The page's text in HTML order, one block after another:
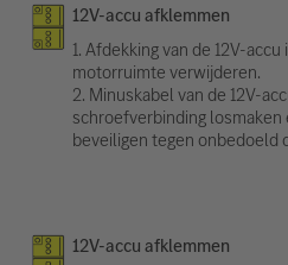
12V-accu afklemmen
1. Afdekking van de 12V-accu
motorruimte verwijderen.
2. Minuskabel van de 12V-
schroefverbinding losmaken
beveiligen tegen onbedoeld
12V-accu afklemmen